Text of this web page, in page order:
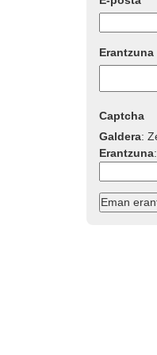
Erantzuna
Captcha
Galdera:
Erantzuna: